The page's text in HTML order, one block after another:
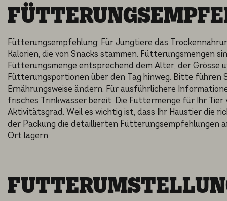
Fütterungsempfehlung: Für Jungtiere das
Kalorien, die von Snacks stammen. Fütterungsmengen
Fütterungsmenge entsprechend dem Alter, der Grösse
Fütterungsportionen über den Tag hinweg. Bitte führen
Ernährungsweise ändern. Für ausführlichere
frisches Trinkwasser bereit. Die Futtermenge für Ihr
Aktivitätsgrad. Weil es wichtig ist, dass Ihr Haustier die
der Packung die detaillierten Fütterungsempfehlungen
Ort lagern.